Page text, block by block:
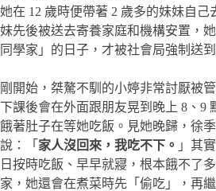
她在 12 歲時便帶著 2 歲多的妹妹自
妹先後被送去寄養家庭和機構安置，
同學家」的日子，才被社會局強制送
剛開始，桀驁不馴的小婷非常討厭被
下課後會在外面跟朋友晃到晚上 8、9
餓著肚子在等她吃飯。見她晚歸，徐
說：「 家人沒回來，我吃不下。 」其
日按時吃飯、早早就寢，根本餓不了
家，她還會在煮菜時先「偷吃」，再